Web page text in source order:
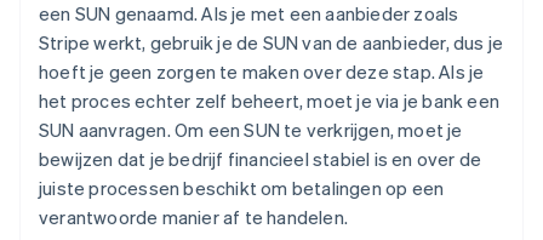
een SUN genaamd. Als je met een aanbieder zoals
Stripe werkt, gebruik je de SUN van de aanbieder, dus je
hoeft je geen zorgen te maken over deze stap. Als je
het proces echter zelf beheert, moet je via je bank een
SUN aanvragen. Om een SUN te verkrijgen, moet je
bewijzen dat je bedrijf financieel stabiel is en over de
juiste processen beschikt om betalingen op een
verantwoorde manier af te handelen.